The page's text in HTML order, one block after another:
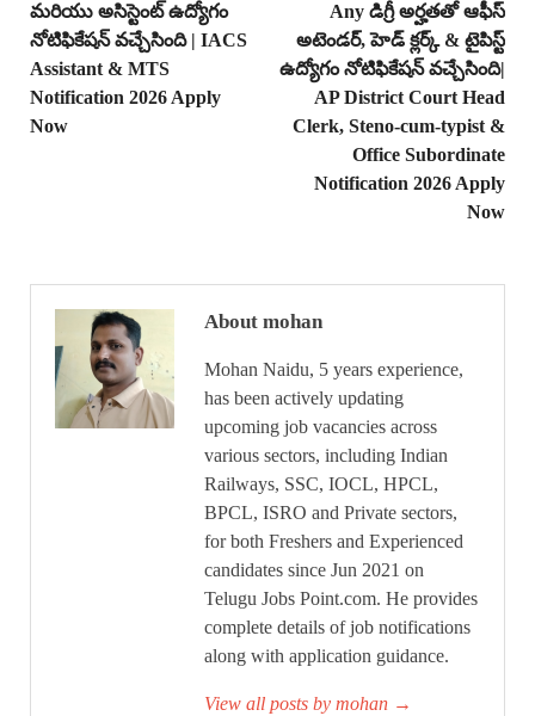
మరియు అసిస్టెంట్ ఉద్యోగం
నోటిఫికేషన్ వచ్చేసింది | IACS
Assistant & MTS
Notification 2026 Apply
Now
Any డిగ్రీ అర్హతతో ఆఫీస్
అటెండర్, హెడ్ క్లర్క్ & టైపిస్ట్
ఉద్యోగం నోటిఫికేషన్ వచ్చేసింది|
AP District Court Head
Clerk, Steno-cum-typist &
Office Subordinate
Notification 2026 Apply
Now
About mohan
Mohan Naidu, 5 years experience,
has been actively updating
upcoming job vacancies across
various sectors, including Indian
Railways, SSC, IOCL, HPCL,
BPCL, ISRO and Private sectors,
for both Freshers and Experienced
candidates since Jun 2021 on
Telugu Jobs Point.com. He provides
complete details of job notifications
along with application guidance.
View all posts by mohan →